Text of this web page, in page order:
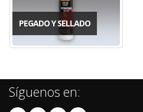
PEGADO Y SELLADO
Síguenos en: